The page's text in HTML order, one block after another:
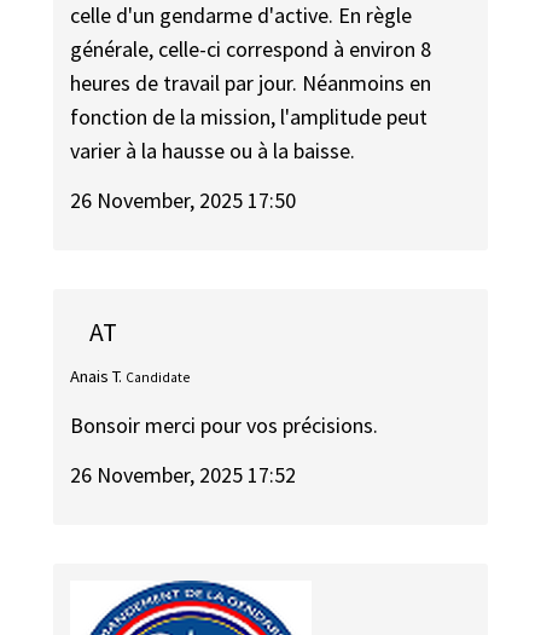
celle d'un gendarme d'active. En règle
générale, celle-ci correspond à environ 8
heures de travail par jour. Néanmoins en
fonction de la mission, l'amplitude peut
varier à la hausse ou à la baisse.
26 November, 2025 17:50
AT
Anais T. Candidate
Bonsoir merci pour vos précisions.
26 November, 2025 17:52